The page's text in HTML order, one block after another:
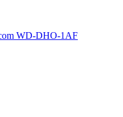
WD-DHO-1AF